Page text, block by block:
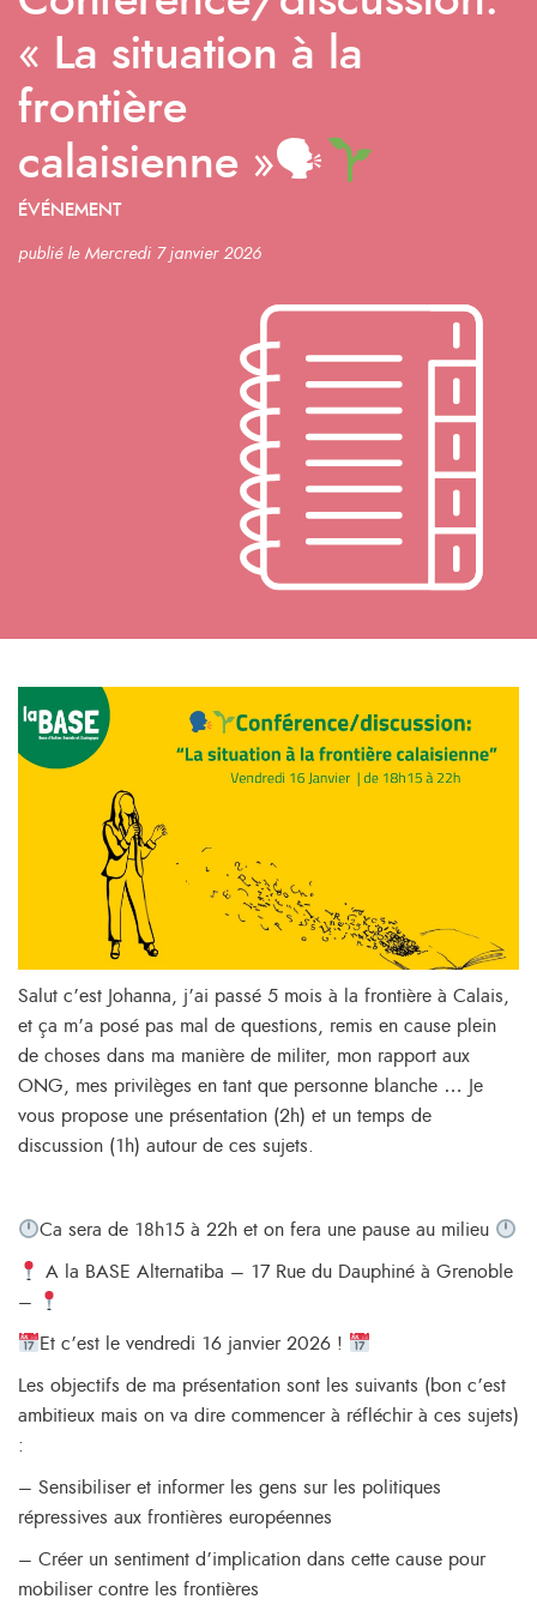
« La situation à la
frontière
calaisienne »🗣
ÉVÉNEMENT
publié le Mercredi 7 janvier 2026
Salut c’est Johanna, j’ai passé 5 mois à la frontière à Calais,
et ça m’a posé pas mal de questions, remis en cause plein
de choses dans ma manière de militer, mon rapport aux
ONG, mes privilèges en tant que personne blanche … Je
vous propose une présentation (2h) et un temps de
discussion (1h) autour de ces sujets.
​Ca sera de 18h15 à 22h et on fera une pause au milieu
A la BASE Alternatiba – 17 Rue du Dauphiné à Grenoble
–
​Et c’est le vendredi 16 janvier 2026 ! ​
Les objectifs de ma présentation sont les suivants (bon c’est
ambitieux mais on va dire commencer à réfléchir à ces sujets)
:
– Sensibiliser et informer les gens sur les politiques
répressives aux frontières européennes
– Créer un sentiment d’implication dans cette cause pour
mobiliser contre les frontières